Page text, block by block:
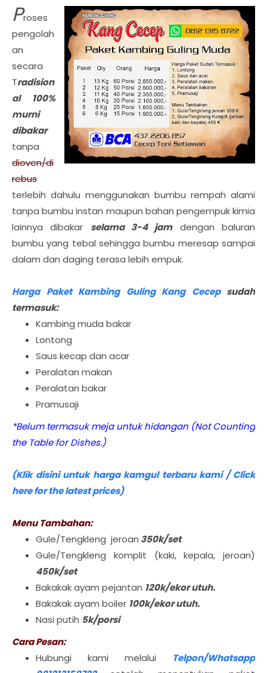
Proses
pengolah
an
secara
Tradision
al 100%
murni
dibakar
tanpa
dioven/di
rebus
terlebih dahulu menggunakan bumbu rempah alami
tanpa bumbu instan maupun bahan pengempuk kimia
lainnya dibakar selama 3-4 jamdengan baluran
bumbu yang tebal sehingga bumbu meresap sampai
dalam dan daging terasa lebih empuk.
Harga Paket Kambing Guling Kang Cecep sudah
termasuk:
Kambing muda bakar
Lontong
Saus kecap dan acar
Peralatan makan
Peralatan bakar
Pramusaji
*Belum termasuk meja untuk hidangan (Not Counting
the Table for Dishes.)
(Klik disini untuk harga kamgul terbaru kami / Click
here for the latest prices)
Menu Tambahan:
Gule/Tengkleng jeroan 350k/set
Gule/Tengkleng komplit (kaki, kepala, jeroan)
450k/set
Bakakak ayam pejantan 120k/ekor utuh.
Bakakak ayam boiler 100k/ekor utuh.
Nasi putih 5k/porsi
Cara Pesan:
Hubungi kami melalui Telpon/Whatsapp